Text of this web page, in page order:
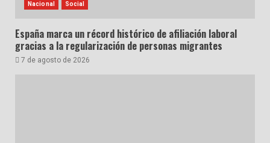
Nacional Social
España marca un récord histórico de afiliación laboral
gracias a la regularización de personas migrantes
7 de agosto de 2026